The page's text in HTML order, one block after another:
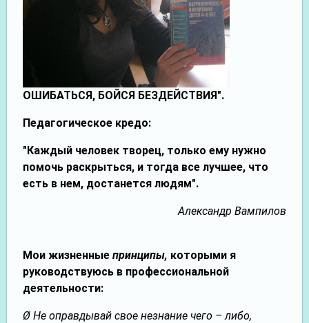
ОШИБАТЬСЯ, БОЙСЯ БЕЗДЕЙСТВИЯ".
Педагогическое кредо:
"Каждый человек творец, только ему нужно
помочь раскрыться, и тогда все лучшее, что
есть в нем, достанется людям".
Александр Вампилов
Мои жизненные принципы, которыми я
руководствуюсь в профессиональной
деятельности:
Ø Не оправдывай свое незнание чего – либо,